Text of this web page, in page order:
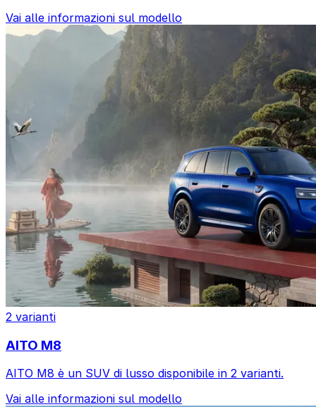
Vai alle informazioni sul modello
2 varianti
AITO M8
AITO M8 è un SUV di lusso disponibile in 2 varianti.
Vai alle informazioni sul modello